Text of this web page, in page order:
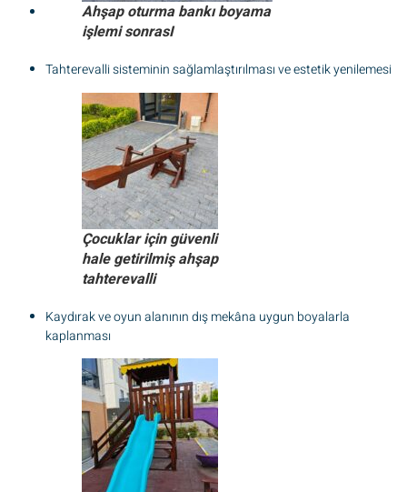
Ahşap oturma bankı boyama
işlemi sonrasI
Tahterevalli sisteminin sağlamlaştırılması ve estetik yenilemesi
Çocuklar için güvenli
hale getirilmiş ahşap
tahterevalli
Kaydırak ve oyun alanının dış mekâna uygun boyalarla
kaplanması